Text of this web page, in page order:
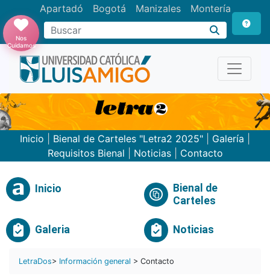
Apartadó Bogotá Manizales Montería
Buscar
Nos
Cuidamos
Inicio Bienal de Carteles "Letra2 2025" Galería
Requisitos Bienal
Noticias| Contacto
Inicio
Bienal de
Carteles
Galeria Noticias
LetraDos> Información general > Contacto